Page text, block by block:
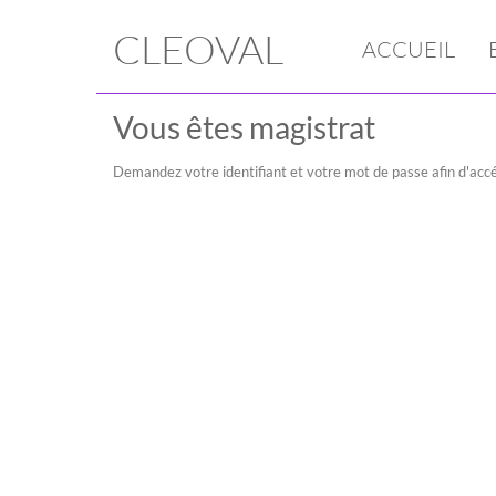
CLEOVAL ACCUEIL
Vous êtes magistrat
Demandez votre identifiant et votre mot de passe afin